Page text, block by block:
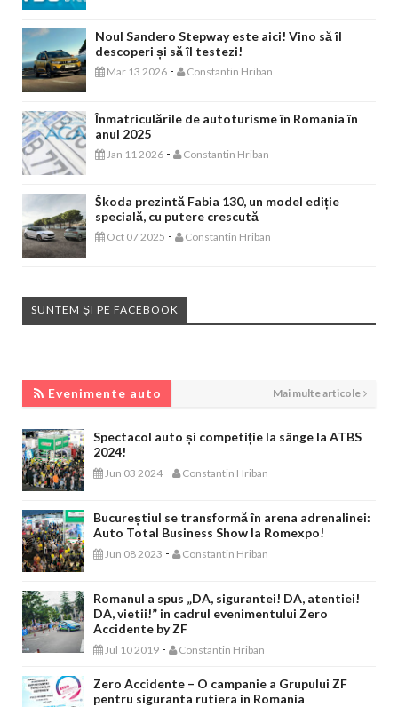
Noul Sandero Stepway este aici! Vino să îl
descoperi și să îl testezi!
Mar 13 2026 - Constantin Hriban
Înmatriculările de autoturisme în Romania în
anul 2025
Jan 11 2026 - Constantin Hriban
Škoda prezintă Fabia 130, un model ediție
specială, cu putere crescută
Oct 07 2025 - Constantin Hriban
SUNTEM ȘI PE FACEBOOK
Evenimente auto Mai multe articole
Spectacol auto și competiție la sânge la ATBS
2024!
Jun 03 2024 - Constantin Hriban
Bucureștiul se transformă în arena adrenalinei:
Auto Total Business Show la Romexpo!
Jun 08 2023 - Constantin Hriban
Romanul a spus „DA, sigurantei! DA, atentiei!
DA, vietii!” in cadrul evenimentului Zero
Accidente by ZF
Jul 10 2019 - Constantin Hriban
Zero Accidente – O campanie a Grupului ZF
pentru siguranta rutiera in Romania